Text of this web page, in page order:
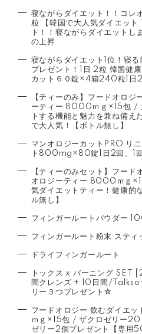
寝ながらダイエット！！コレ
粒 【韓国で大人気ダイエット
ト！！寝ながらダイエットし
の上昇
寝ながらダイエット1位！寝
プレゼント！1日 2粒 韓国健
カット６０錠×4箱240粒1日
【ティーのみ】フードオロジ
ーティー 8000ｍｇ×15包 /
トする機能と魅力を兼ね備え
で大人気！【ボトル無し】
マンオロジーカットPRO リ
ト800mg×80錠1日2回、1
【ティーのみセット】フード
オロジーティー 8000ｍｇ
気ダイエットティー！健康的
ル無し】
フィンガールートパウダー
フィンガールート粉末 ステ
ドライフィンガールート
トックス x バーニング SET
間クレンズ + 10日間/
リー３つプレゼント☆
フードオロジー 飲むダイエ
ｍｇ×15包 / ザクロゼリー20
ゼリー2個プレゼント【専用